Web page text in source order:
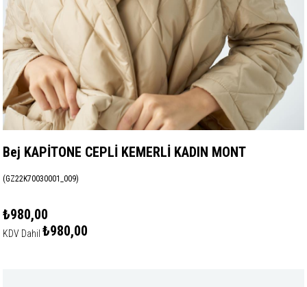
Bej KAPİTONE CEPLİ KEMERLİ KADIN MONT
(GZ22K70030001_009)
₺980,00
KDV Dahil ₺980,00